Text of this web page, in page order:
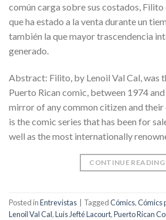
común carga sobre sus costados, Filito
que ha estado a la venta durante un
también la que mayor trascendencia
generado.
Abstract: Filito, by Lenoil Val Cal, was
Puerto Rican comic, between 1974
mirror of any common citizen and
is the comic series that has been for
well as the most internationally
CONTINUE READING
Posted inEntrevistas TaggedCómics,Cómics
Lenoil Val Cal,Luis Jefté Lacourt,Puerto Rican